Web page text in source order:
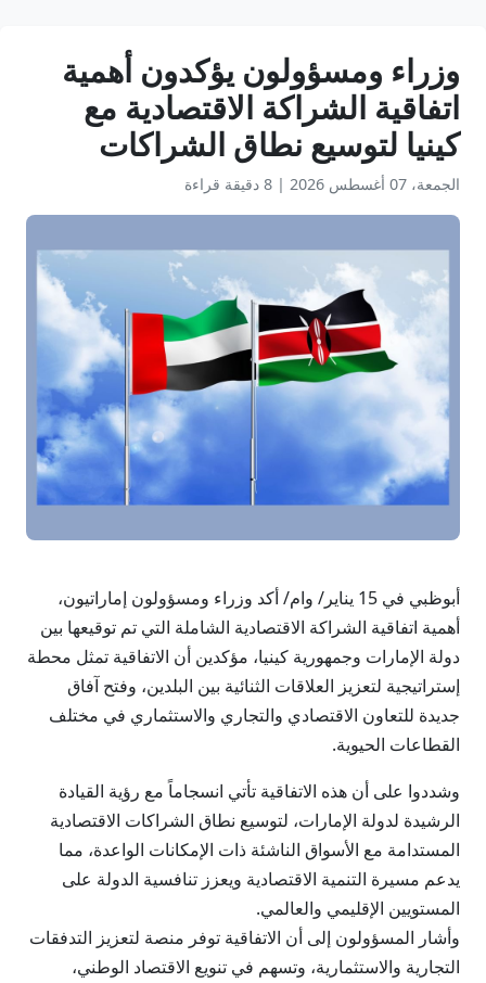
وزراء ومسؤولون يؤكدون أهمية
اتفاقية الشراكة الاقتصادية مع
كينيا لتوسيع نطاق الشراكات
الجمعة، 07 أغسطس 2026 | 8 دقيقة قراءة
أبوظبي في 15 يناير/ وام/ أكد وزراء ومسؤولون إماراتيون،
أهمية اتفاقية الشراكة الاقتصادية الشاملة التي تم توقيعها بين
دولة الإمارات وجمهورية كينيا، مؤكدين أن الاتفاقية تمثل محطة
إستراتيجية لتعزيز العلاقات الثنائية بين البلدين، وفتح آفاق
جديدة للتعاون الاقتصادي والتجاري والاستثماري في مختلف
القطاعات الحيوية.
وشددوا على أن هذه الاتفاقية تأتي انسجاماً مع رؤية القيادة
الرشيدة لدولة الإمارات، لتوسيع نطاق الشراكات الاقتصادية
المستدامة مع الأسواق الناشئة ذات الإمكانات الواعدة، مما
يدعم مسيرة التنمية الاقتصادية ويعزز تنافسية الدولة على
المستويين الإقليمي والعالمي.
وأشار المسؤولون إلى أن الاتفاقية توفر منصة لتعزيز التدفقات
التجارية والاستثمارية، وتسهم في تنويع الاقتصاد الوطني،